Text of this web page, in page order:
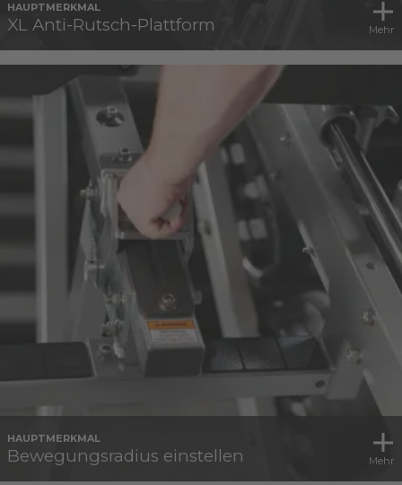
HAUPTMERKMAL
XL Anti-Rutsch-Plattform Mehr
HAUPTMERKMAL
Bewegungsradius einstellen Mehr